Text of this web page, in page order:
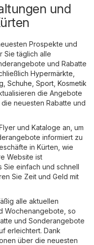
und
Prospekte und
Sie täglich alle
und Rabatte
Hypermärkte
Schuhe, Sport Kosmetik
die Angebote
neuesten Rabatte und
und Kataloge an, um
informiert zu
in Kürten, wie
Website ist
einfach und schnell
Sie Zeit und Geld mit
alle aktuellen
Wochenangebote, so
und Sonderangebote
erleichtert. Dank
über die neuesten